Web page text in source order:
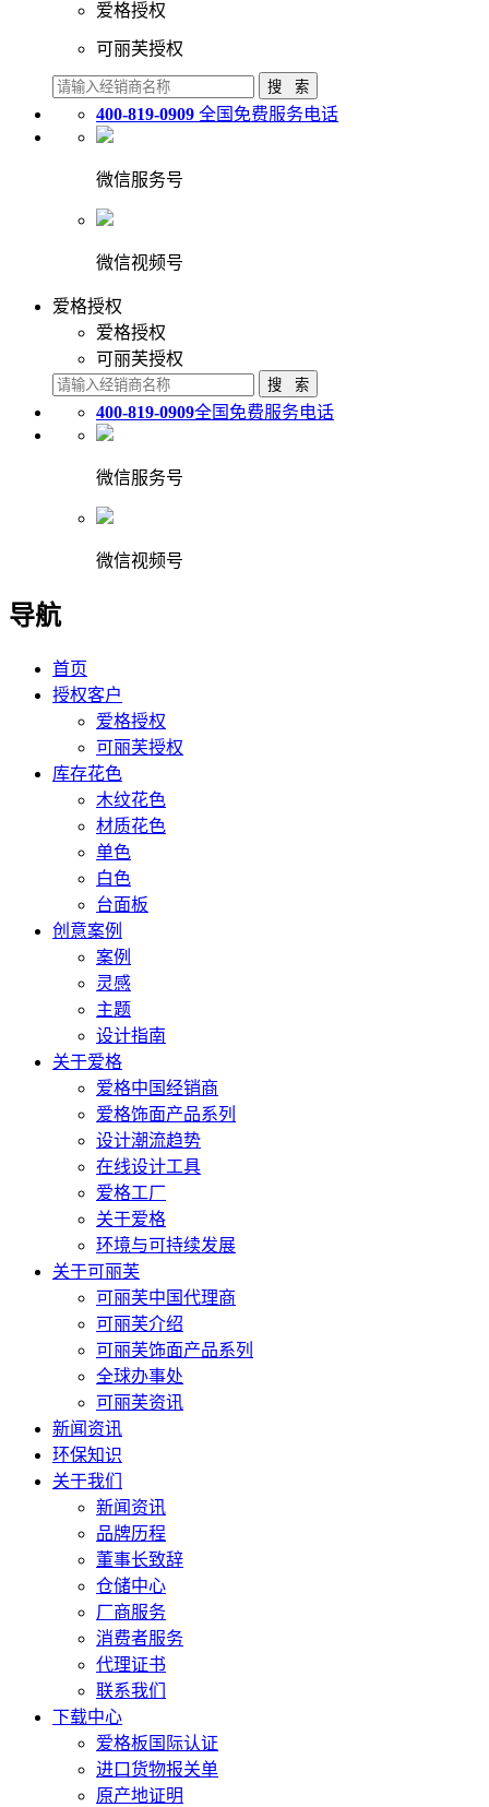
爱格授权
可丽芙授权
400-819-0909 全国免费服务电话
微信服务号
微信视频号
爱格授权
爱格授权
可丽芙授权
400-819-0909全国免费服务电话
微信服务号
微信视频号
导航
首页
授权客户
爱格授权
可丽芙授权
库存花色
木纹花色
材质花色
单色
白色
台面板
创意案例
案例
灵感
主题
设计指南
关于爱格
爱格中国经销商
爱格饰面产品系列
设计潮流趋势
在线设计工具
爱格工厂
关于爱格
环境与可持续发展
关于可丽芙
可丽芙中国代理商
可丽芙介绍
可丽芙饰面产品系列
全球办事处
可丽芙资讯
新闻资讯
环保知识
关于我们
新闻资讯
品牌历程
董事长致辞
仓储中心
厂商服务
消费者服务
代理证书
联系我们
下载中心
爱格板国际认证
进口货物报关单
原产地证明